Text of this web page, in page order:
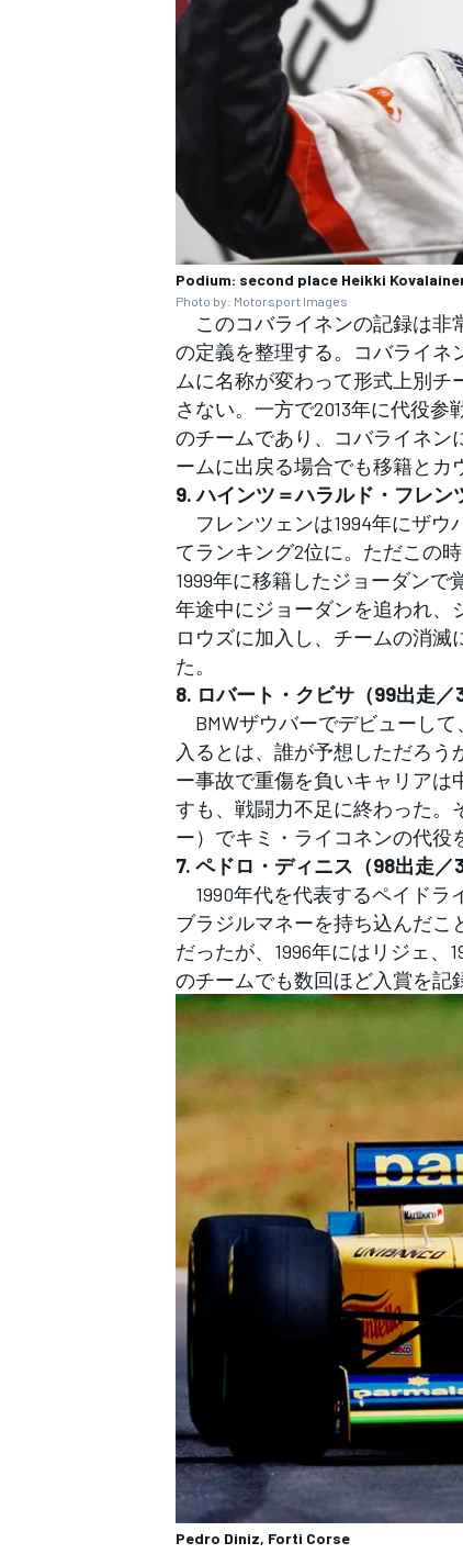
すべてのカテゴリー
Podium: second place Heikki
Photo by: Motorsport Images
このコバライネンの記録は非
の定義を整理する。コバライネ
ムに名称が変わって形式上別
さない。一方で2013年に代役参
のチームであり、コバライネン
ームに出戻る場合でも移籍とカ
9. ハインツ＝ハラルド・フレン
フレンツェンは1994年にザウ
てランキング2位に。ただこの
1999年に移籍したジョーダンで
年途中にジョーダンを追われ、
ロウズに加入し、チームの消滅
た。
8. ロバート・クビサ（99出走／3
BMWザウバーでデビューし
入るとは、誰が予想しただろう
ー事故で重傷を負いキャリアは
すも、戦闘力不足に終わった。
ー）でキミ・ライコネンの代役
7. ペドロ・ディニス（98出走／3
1990年代を代表するペイドラ
ブラジルマネーを持ち込んだこ
だったが、1996年にはリジェ、
のチームでも数回ほど入賞を記
Pedro Diniz, Forti Corse